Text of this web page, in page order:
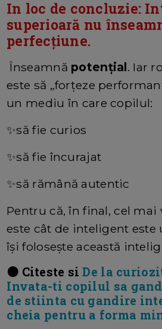
In loc de concluzie:
superioară nu
perfecțiune.
Înseamnă potențial. Iar
este să „forțeze
un mediu în care copilul:
✨să fie curios
✨să fie încurajat
✨să rămână autentic
Pentru că, în final, cel mai
este cât de inteligent
își folosește această
🟠 Citeste siDe la
Invata-ti copilul sa
de stiinta cu gandire
cheia pentru a forma